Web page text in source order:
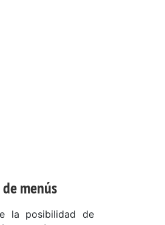
menús
la posibilidad de